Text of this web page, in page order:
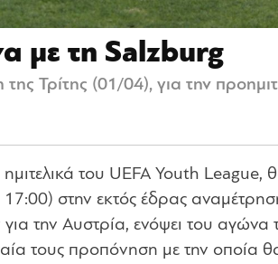
με τη Salzburg
Τρίτης (01/04), για την
του UEFA Youth League,
στην εκτός έδρας
την Αυστρία, ενόψει του αγώνα
τους προπόνηση με την οποία